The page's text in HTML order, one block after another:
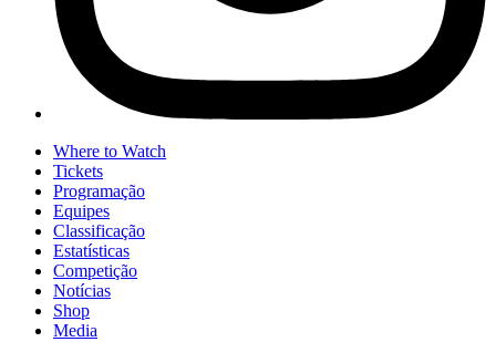
Where to Watch
Tickets
Programação
Equipes
Classificação
Estatísticas
Competição
Notícias
Shop
Media